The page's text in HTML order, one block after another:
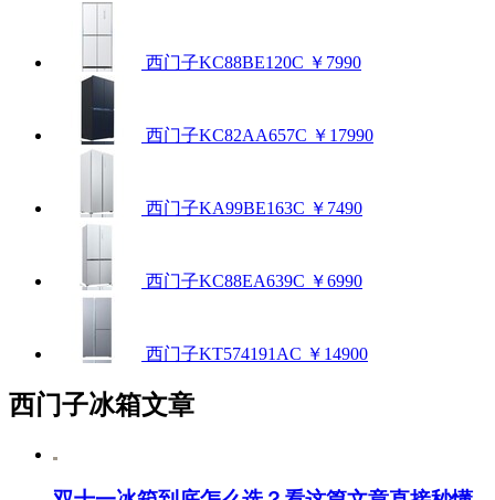
西门子KC88BE120C ￥7990
西门子KC82AA657C ￥17990
西门子KA99BE163C ￥7490
西门子KC88EA639C ￥6990
西门子KT574191AC ￥14900
西门子冰箱文章